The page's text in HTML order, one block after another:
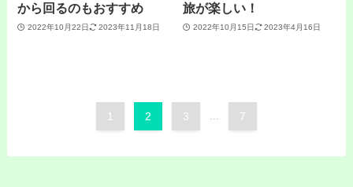
から回るのもおすすめ
2022年10月22日 2023年11月18日
旅が楽しい！
2022年10月15日 2023年4月16日
1 2 3 ... 7